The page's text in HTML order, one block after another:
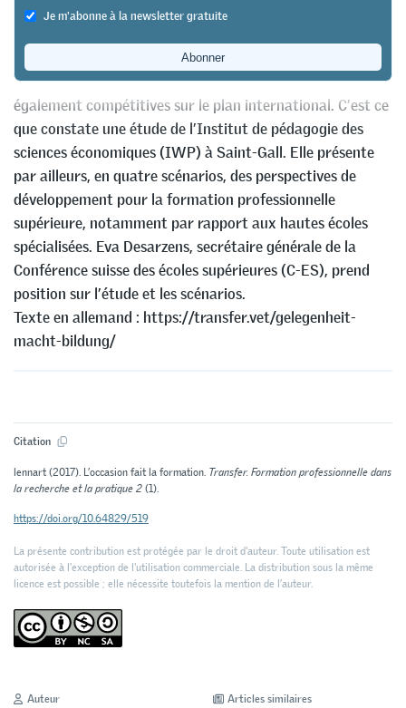
Pour ce qui est du niveau de formation, les filières
craignent pas la comparaison avec les formations
proposées dans les hautes écoles spécialisées. Elles sont
également compétitives sur le plan international. C’est ce
que constate une étude de l’Institut de pédagogie des
sciences économiques (IWP) à Saint-Gall. Elle présente
par ailleurs, en quatre scénarios, des perspectives de
développement pour la formation professionnelle
supérieure, notamment par rapport aux hautes écoles
spécialisées. Eva Desarzens, secrétaire générale de la
Conférence suisse des écoles supérieures (C-ES), prend
position sur l’étude et les scénarios.
Texte en allemand : https://transfer.vet/gelegenheit-
macht-bildung/
Citation
lennart (2017). L’occasion fait la formation. Transfer. Formation professionnelle dans
la recherche et la pratique 2(1).
https://doi.org/10.64829/519
La présente contribution est protégée par le droit d'auteur. Toute utilisation est
autorisée à l'exception de l'utilisation commerciale. La distribution sous la même
licence est possible ; elle nécessite toutefois la mention de l’auteur.
Auteur Articles similaires
Je m'abonne à la newsletter gratuite